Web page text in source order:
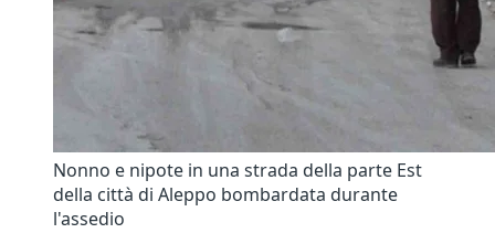
Nonno e nipote in una strada della parte Est
della città di Aleppo bombardata durante
l'assedio